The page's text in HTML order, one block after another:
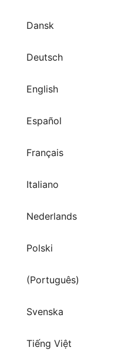
Dansk
Deutsch
English
Español
Français
Italiano
Nederlands
Polski
(Português)
Svenska
Tiếng Việt